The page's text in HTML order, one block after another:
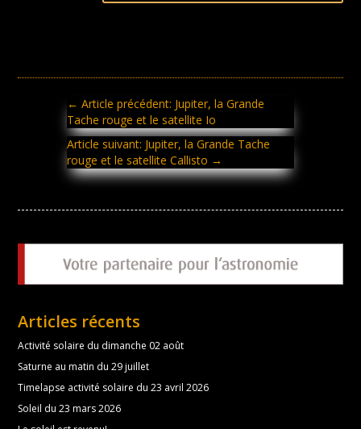
← Article précédent: Jupiter, la Grande
Tache rouge et le satellite Io
Article suivant: Jupiter, la Grande Tache
rouge et le satellite Callisto →
Articles récents
Activité solaire du dimanche 02 août
Saturne au matin du 29 juillet
Timelapse activité solaire du 23 avril 2026
Soleil du 23 mars 2026